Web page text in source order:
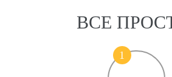
ВСЕ
1